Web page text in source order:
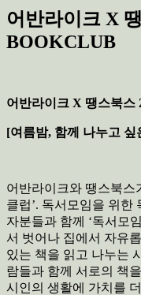
어반라이크 X
BOOKCLUB
어반라이크 X 땡스북스
[여름밤, 함께 나누고 싶
어반라이크와 땡스북스
클럽’. 독서모임을 위한
자분들과 함께 ‘독서모
서 벗어나 집에서 자유
있는 책을 읽고 나누는
람들과 함께 서로의 책
시인의 생활에 가치를